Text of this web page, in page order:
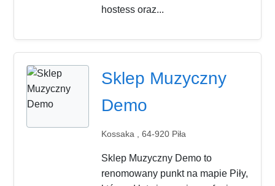
hostess oraz...
Sklep Muzyczny
Demo
Kossaka , 64-920 Piła
Sklep Muzyczny Demo to
renomowany punkt na mapie Piły,